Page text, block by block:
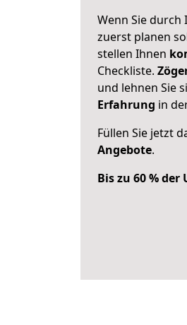
Wenn Sie durch
zuerst planen
stellen Ihnen
Checkliste.
und lehnen Sie
Erfahrung in
Füllen Sie jetzt
Angebote.
Bis zu 60 %